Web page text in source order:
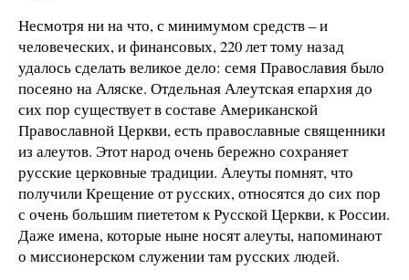
Несмотря ни на что, с минимумом средств – и
человеческих, и финансовых, 220 лет тому назад
удалось сделать великое дело: семя Православия было
посеяно на Аляске. Отдельная Алеутская епархия до
сих пор существует в составе Американской
Православной Церкви, есть православные священники
из алеутов. Этот народ очень бережно сохраняет
русские церковные традиции. Алеуты помнят, что
получили Крещение от русских, относятся до сих пор
с очень большим пиететом к Русской Церкви, к России.
Даже имена, которые ныне носят алеуты, напоминают
о миссионерском служении там русских людей.